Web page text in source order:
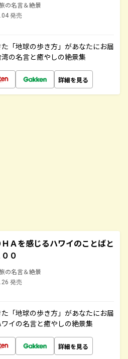
の名言＆絶景
発売
「地球の歩き方」があなたにお届
の名言と癒やしの絶景集
詳細を見る
Ａを感じるハワイのことばと
０
の名言＆絶景
発売
「地球の歩き方」があなたにお届
イの名言と癒やしの絶景集
詳細を見る